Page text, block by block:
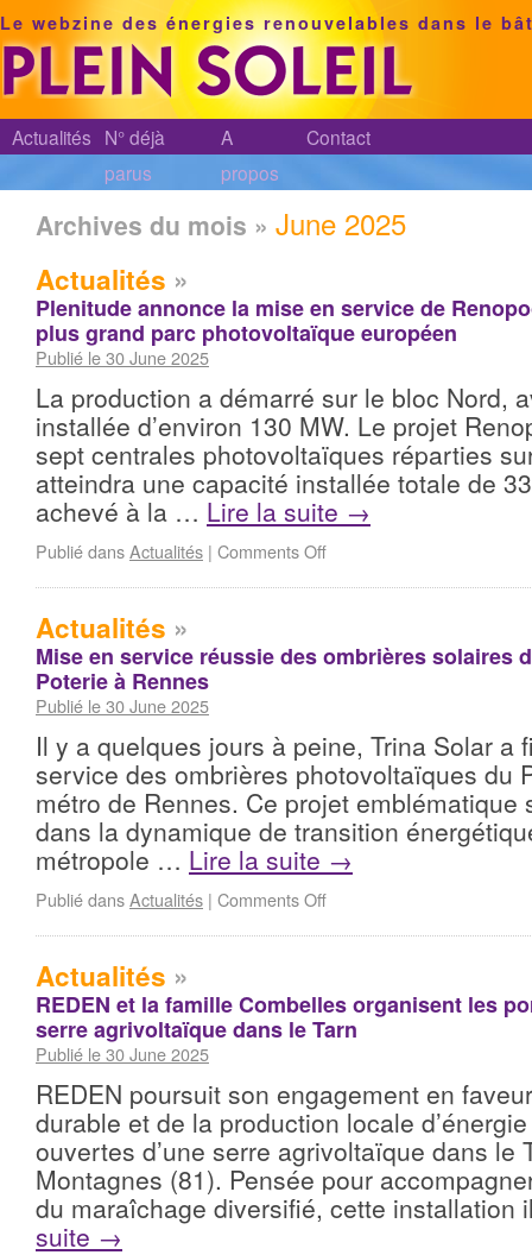
Le webzine des énergies renouvelables dans le
Actualités N° déjà
parus
A
propos
Contact
Archives du mois » June 2025
Actualités »
Plenitude annonce la mise en service de
plus grand parc photovoltaïque européen
Publié le 30 June 2025
La production a démarré sur le bloc Nord,
installée d’environ 130 MW. Le projet
sept centrales photovoltaïques réparties
atteindra une capacité installée totale de
achevé à la … Lire la suite →
Publié dansActualités | Comments Off
Actualités »
Mise en service réussie des ombrières solaires
Poterie à Rennes
Publié le 30 June 2025
Il y a quelques jours à peine, Trina Solar a
service des ombrières photovoltaïques du
métro de Rennes. Ce projet emblématique
dans la dynamique de transition
métropole … Lire la suite →
Publié dansActualités | Comments Off
Actualités »
REDEN et la famille Combelles organisent les
serre agrivoltaïque dans le Tarn
Publié le 30 June 2025
REDEN poursuit son engagement en
durable et de la production locale
ouvertes d’une serre agrivoltaïque dans le
Montagnes (81). Pensée pour
du maraîchage diversifié, cette
suite →